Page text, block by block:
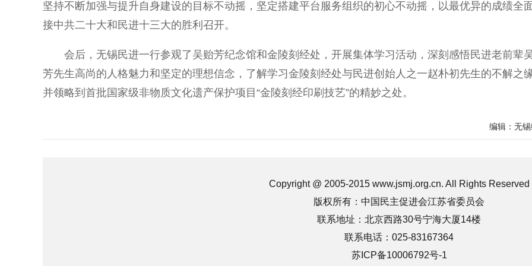
坚持不断加强与提升自身建设的目标不动摇，坚定搭建平台服务组织的初心不动摇，以最优异的成绩全
接中共二十大和民进十三大的胜利召开。
会后，无锡民进一行参观了吴贻芳纪念馆和金陵刻经处，开展集体学习活动，深刻感悟民进老前辈
芳先生高尚的人格魅力和坚定的理想信念，了解学习金陵刻经处与民进创始人之一赵朴初先生的不解之缘
并领略到首批国家级非物质文化遗产保护项目“金陵刻经印刷技艺”的精妙之处。
编辑：无
Copyright @ 2005-2015 www.jsmj.org.cn. All Rights Reserved
版权所有：中国民主促进会江苏省委员会
联系地址：北京西路30号宁海大厦14楼
联系电话：025-83167364
苏ICP备10006792号-1